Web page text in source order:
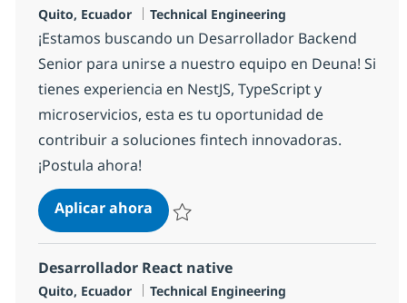
Ubicación
Quito, Ecuador Categoría
Technical Engineering
¡Estamos buscando un Desarrollador Backend
Senior para unirse a nuestro equipo en Deuna! Si
tienes experiencia en NestJS, TypeScript y
microservicios, esta es tu oportunidad de
contribuir a soluciones fintech innovadoras.
¡Postula ahora!
Aplicar ahoraDesarrollador Node JS
Desarrollador React native
Ubicación
Quito, Ecuador Categoría
Technical Engineering